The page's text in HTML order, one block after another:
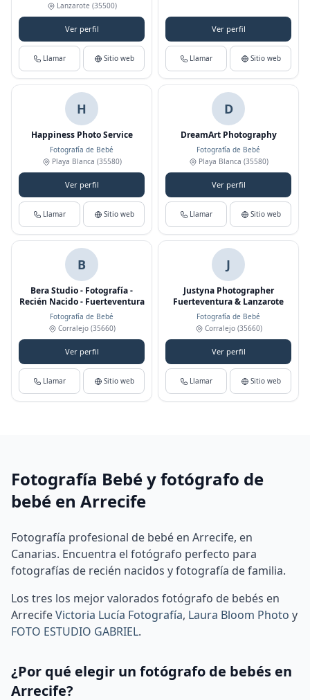
Lanzarote (35500)
Ver perfil
Llamar Sitio web
Ver perfil
Llamar Sitio web
H
Happiness Photo Service
Fotografía de Bebé
Playa Blanca (35580)
Ver perfil
Llamar Sitio web
D
DreamArt Photography
Fotografía de Bebé
Playa Blanca (35580)
Ver perfil
Llamar Sitio web
B
Bera Studio - Fotografía -
Recién Nacido - Fuerteventura
Fotografía de Bebé
Corralejo(35660)
Ver perfil
Llamar Sitio web
J
Justyna Photographer
Fuerteventura & Lanzarote
Fotografía de Bebé
Corralejo(35660)
Ver perfil
Llamar Sitio web
Fotografía Bebé y fotógrafo de
bebé en Arrecife
Fotografía profesional de bebé en Arrecife, en
Canarias. Encuentra el fotógrafo perfecto para
fotografías de recién nacidos y fotografía de familia.
Los tres los mejor valorados fotógrafo de bebés en
ArrecifeVictoria Lucía Fotografía, Laura Bloom Photo y
FOTO ESTUDIO GABRIEL.
¿Por qué elegir un fotógrafo de bebés en
Arrecife?